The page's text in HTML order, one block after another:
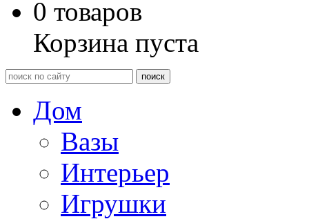
0 товаров
Корзина пуста
Дом
Вазы
Интерьер
Игрушки